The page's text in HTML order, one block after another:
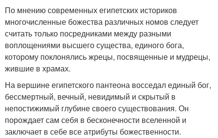
По мнению современных египетских историков
многочисленные божества различных номов следует
считать только посредниками между разными
воплощениями высшего существа, единого бога,
которому поклонялись жрецы, посвященные и мудрецы,
жившие в храмах.
На вершине египетского пантеона восседал единый бог,
бессмертный, вечный, невидимый и скрытый в
непостижимый глубине своего существования. Он
порождает сам себя в бесконечности вселенной и
заключает в себе все атрибуты божественности.